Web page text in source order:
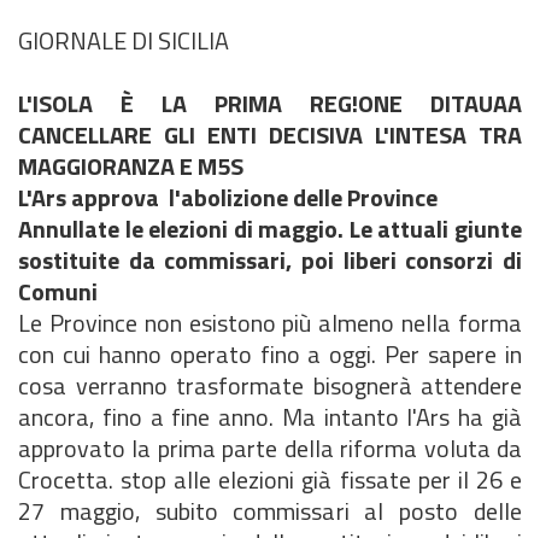
GIORNALE DI SICILIA
L'ISOLA È LA PRIMA REG!ONE DITAUAA
CANCELLARE GLI ENTI DECISIVA L'INTESA TRA
MAGGIORANZA E M5S
L'Ars approva l'abolizione delle Province
Annullate le elezioni di maggio. Le attuali giunte
sostituite da commissari, poi liberi consorzi di
Comuni
Le Province non esistono più almeno nella forma
con cui hanno operato fino a oggi. Per sapere in
cosa verranno trasformate bisognerà attendere
ancora, fino a fine anno. Ma intanto l'Ars ha già
approvato la prima parte della riforma voluta da
Crocetta. stop alle elezioni già fissate per il 26 e
27 maggio, subito commissari al posto delle